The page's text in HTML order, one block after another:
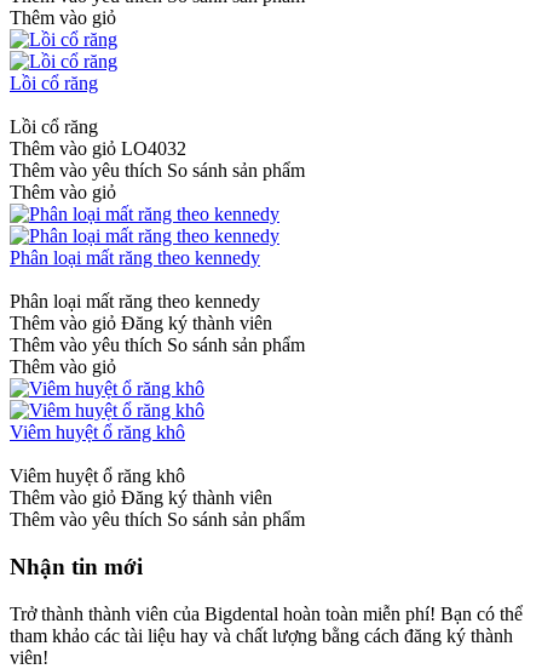
Thêm vào giỏ
Lồi cổ răng
Lồi cổ răng
Thêm vào giỏ LO4032
Thêm vào yêu thích So sánh sản phẩm
Thêm vào giỏ
Phân loại mất răng theo kennedy
Phân loại mất răng theo kennedy
Thêm vào giỏ Đăng ký thành viên
Thêm vào yêu thích So sánh sản phẩm
Thêm vào giỏ
Viêm huyệt ổ răng khô
Viêm huyệt ổ răng khô
Thêm vào giỏ Đăng ký thành viên
Thêm vào yêu thích So sánh sản phẩm
Nhận tin mới
Trở thành thành viên của Bigdental hoàn toàn miễn phí! Bạn có thể
tham khảo các tài liệu hay và chất lượng bằng cách đăng ký thành
viên!